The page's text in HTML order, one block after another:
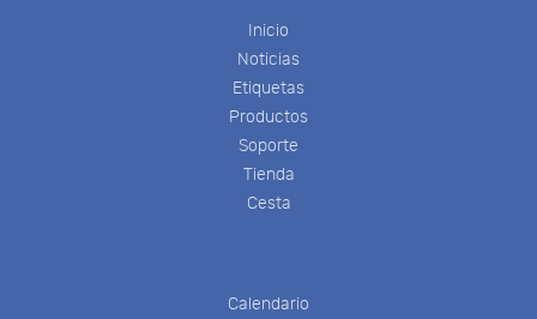
Inicio
Noticias
Etiquetas
Productos
Soporte
Tienda
Cesta
Calendario